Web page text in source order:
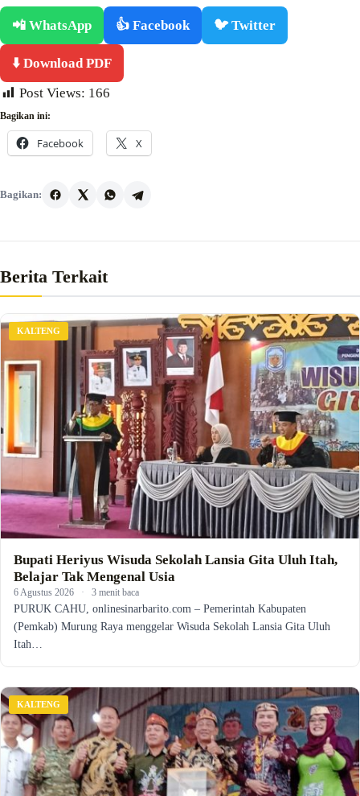
📲 WhatsApp 👍 Facebook 🐦 Twitter
⬇️ Download PDF
Post Views: 166
Bagikan ini:
Facebook X
Bagikan:
Berita Terkait
KALTENG
Bupati Heriyus Wisuda Sekolah Lansia Gita Uluh Itah,
Belajar Tak Mengenal Usia
6 Agustus 2026 · 3 menit baca
PURUK CAHU, onlinesinarbarito.com – Pemerintah Kabupaten
(Pemkab) Murung Raya menggelar Wisuda Sekolah Lansia Gita Uluh
Itah…
KALTENG